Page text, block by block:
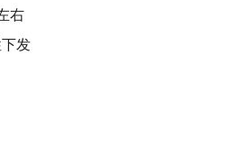
右
发